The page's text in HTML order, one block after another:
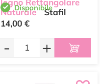
legno Rettangolare
Naturale Stafil
Disponibile
14,00 €
- +